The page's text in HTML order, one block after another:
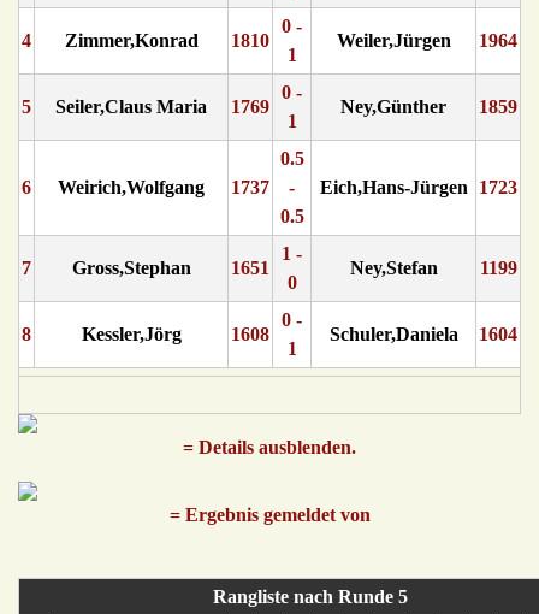
4 Zimmer,Konrad 1810
0 -
1
Weiler,Jürgen 1964
5 Seiler,Claus Maria 1769
0 -
1
Ney,Günther 1859
6 Weirich,Wolfgang 1737
0.5
-
0.5
Eich,Hans-Jürgen 1723
7 Gross,Stephan 1651
1 -
0
Ney,Stefan 1199
8 Kessler,Jörg 1608
0 -
1
Schuler,Daniela 1604
= Details ausblenden.
= Ergebnis gemeldet von
Rangliste nach Runde 5